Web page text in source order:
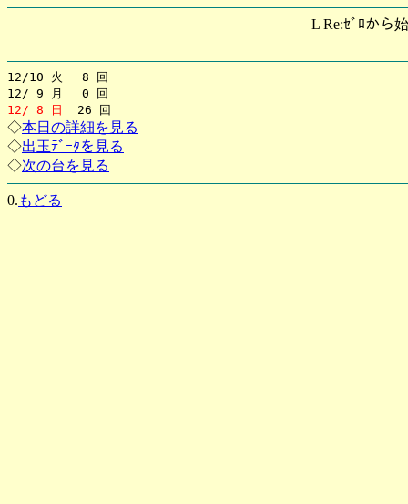
L Re:ｾﾞﾛから
12/10 火 8 回
12/ 9 月 0 回
12/ 8 日
26 回
◇本日の詳細を見る
◇出玉ﾃﾞｰﾀを見る
◇次の台を見る
0. もどる